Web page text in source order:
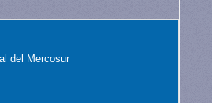
del Mercosur